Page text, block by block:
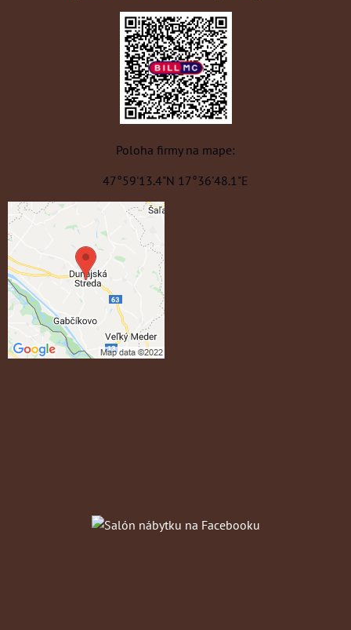
Poloha firmy na mape:
47°59'13.4"N 17°36'48.1"E